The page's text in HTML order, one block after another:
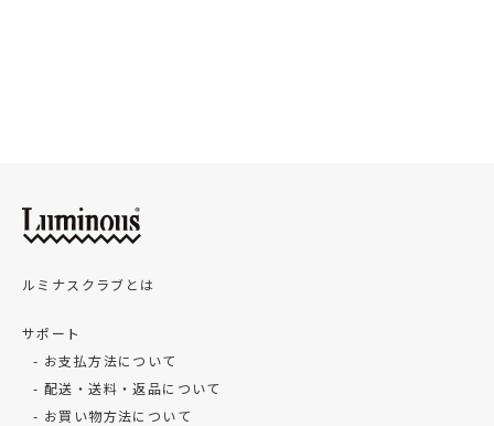
ルミナスクラブとは
サポート
お支払方法について
配送・送料・返品について
お買い物方法について